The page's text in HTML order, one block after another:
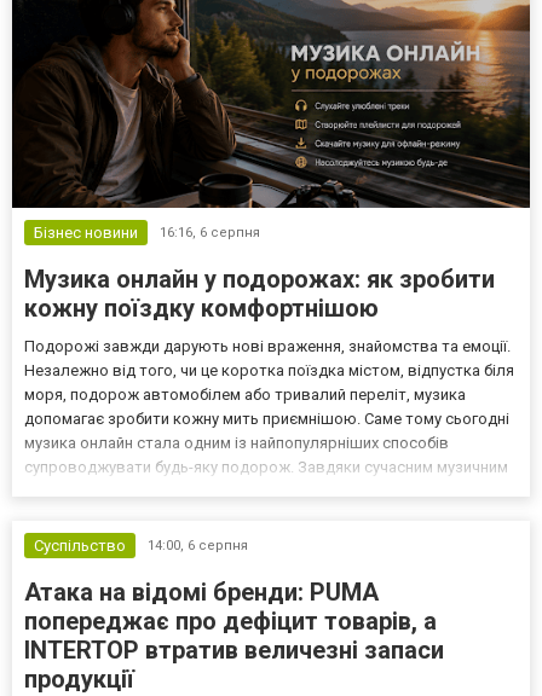
Бізнес новини 16:16, 6 серпня
Музика онлайн у подорожах: як зробити
кожну поїздку комфортнішою
Подорожі завжди дарують нові враження, знайомства та емоції.
Незалежно від того, чи це коротка поїздка містом, відпустка біля
моря, подорож автомобілем або тривалий переліт, музика
допомагає зробити кожну мить приємнішою. Саме тому сьогодні
музика онлайн стала одним із найпопулярніших способів
супроводжувати будь-яку подорож. Завдяки сучасним музичним
Суспільство
14:00, 6 серпня
Атака на відомі бренди: PUMA
попереджає про дефіцит товарів, а
INTERTOP втратив величезні запаси
продукції